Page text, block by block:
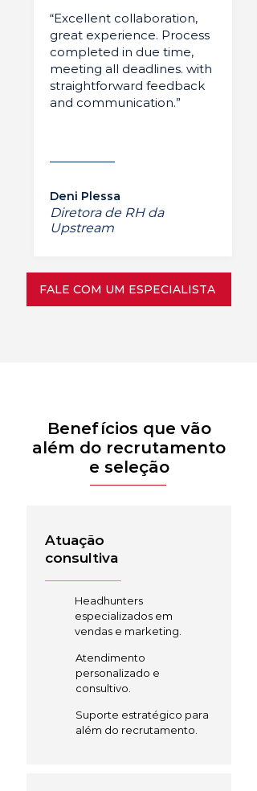
“Excellent collaboration,
great experience. Process
completed in due time,
meeting all deadlines. with
straightforward feedback
and communication.”
Deni Plessa
Diretora de RH da
Upstream
FALE COM UM ESPECIALISTA
Benefícios que vão
além do recrutamento
e seleção
Atuação
consultiva
Headhunters
especializados em
vendas e marketing.
Atendimento
personalizado e
consultivo.
Suporte estratégico para
além do recrutamento.